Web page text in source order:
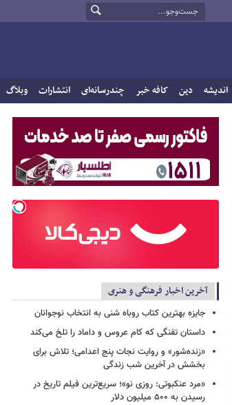
اندیشه دین کافه خبر چندرسانه‌ای انتشارات وبلاگ
آخرین اخبار فرهنگی و هنری
جایزه بهترین کتاب روباه شنی به انتخاب نوجوانان
داستان تفنگی که کام عروس و داماد را تلخ می‌کند
«زنده‌شور» و روایت نجات پنج اعدامی؛ تلاش برای
بخشش در آخرین شب زندگی
«مرد عنکبوتی: روزی نو»؛ سریع‌ترین فیلم تاریخ در
رسیدن به ۵۰۰ میلیون دلار